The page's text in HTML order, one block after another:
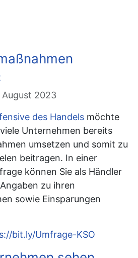
2023
des Handels möchte
Unternehmen bereits
umsetzen und somit zu
beitragen. In einer
können Sie als Händler
zu ihren
sowie Einsparungen
bit.ly/Umfrage-KSO